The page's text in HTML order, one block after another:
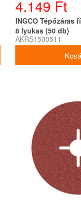
4.149 Ft
INGCO Tépőzáras
8 lyukas (50 db)
AKRS1500511